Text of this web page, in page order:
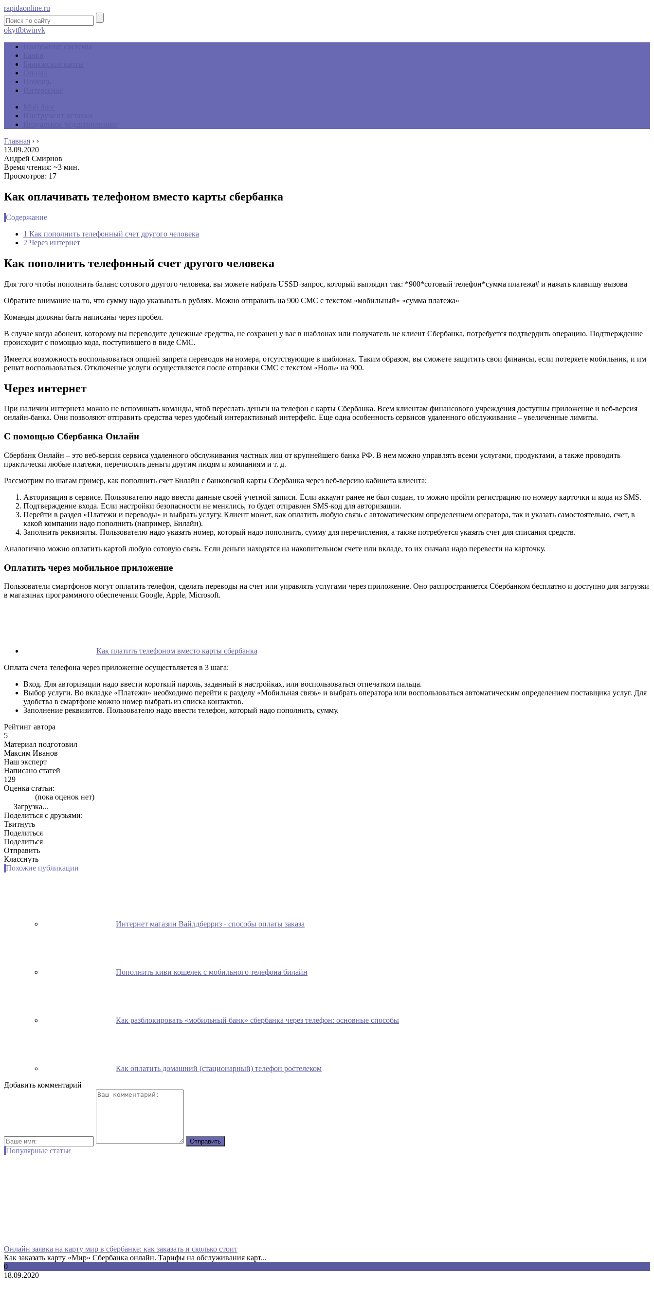
rapidaonline.ru
okytfbtwinvk
Главная › ›
13.09.2020
Андрей Смирнов
Время чтения: ~3 мин.
Просмотров: 17
Как оплачивать телефоном вместо карты сбербанка
Содержание
1 Как пополнить телефонный счет другого человека
2 Через интернет
Как пополнить телефонный счет другого человека
Для того чтобы пополнить баланс сотового другого человека, вы можете набрать USSD-запрос, который выглядит так: *900*сотовый телефон*сумма платежа# и нажать клавишу вызова
Обратите внимание на то, что сумму надо указывать в рублях. Можно отправить на 900 СМС с текстом «мобильный» «сумма платежа»
Команды должны быть написаны через пробел.
В случае когда абонент, которому вы переводите денежные средства, не сохранен у вас в шаблонах или получатель не клиент Сбербанка, потребуется подтвердить операцию. Подтверждение
происходит с помощью кода, поступившего в виде СМС.
Имеется возможность воспользоваться опцией запрета переводов на номера, отсутствующие в шаблонах. Таким образом, вы сможете защитить свои финансы, если потеряете мобильник, и им
решат воспользоваться. Отключение услуги осуществляется после отправки СМС с текстом «Ноль» на 900.
Через интернет
При наличии интернета можно не вспоминать команды, чтоб переслать деньги на телефон с карты Сбербанка. Всем клиентам финансового учреждения доступны приложение и веб-версия
онлайн-банка. Они позволяют отправить средства через удобный интерактивный интерфейс. Еще одна особенность сервисов удаленного обслуживания – увеличенные лимиты.
С помощью Сбербанка Онлайн
Сбербанк Онлайн – это веб-версия сервиса удаленного обслуживания частных лиц от крупнейшего банка РФ. В нем можно управлять всеми услугами, продуктами, а также проводить
практически любые платежи, перечислять деньги другим людям и компаниям и т. д.
Рассмотрим по шагам пример, как пополнить счет Билайн с банковской карты Сбербанка через веб-версию кабинета клиента:
Авторизация в сервисе. Пользователю надо ввести данные своей учетной записи. Если аккаунт ранее не был создан, то можно пройти регистрацию по номеру карточки и кода из SMS.
Подтверждение входа. Если настройки безопасности не менялись, то будет отправлен SMS-код для авторизации.
Перейти в раздел «Платежи и переводы» и выбрать услугу. Клиент может, как оплатить любую связь с автоматическим определением оператора, так и указать самостоятельно, счет, в
какой компании надо пополнить (например, Билайн).
Заполнить реквизиты. Пользователю надо указать номер, который надо пополнить, сумму для перечисления, а также потребуется указать счет для списания средств.
Аналогично можно оплатить картой любую сотовую связь. Если деньги находятся на накопительном счете или вкладе, то их сначала надо перевести на карточку.
Оплатить через мобильное приложение
Пользователи смартфонов могут оплатить телефон, сделать переводы на счет или управлять услугами через приложение. Оно распространяется Сбербанком бесплатно и доступно для загрузки
в магазинах программного обеспечения Google, Apple, Microsoft.
Как платить телефоном вместо карты сбербанка
Оплата счета телефона через приложение осуществляется в 3 шага:
Вход. Для авторизации надо ввести короткий пароль, заданный в настройках, или воспользоваться отпечатком пальца.
Выбор услуги. Во вкладке «Платежи» необходимо перейти к разделу «Мобильная связь» и выбрать оператора или воспользоваться автоматическим определением поставщика услуг. Для
удобства в смартфоне можно номер выбрать из списка контактов.
Заполнение реквизитов. Пользователю надо ввести телефон, который надо пополнить, сумму.
Рейтинг автора
5
Материал подготовил
Максим Иванов
Наш эксперт
Написано статей
129
Оценка статьи:
(пока оценок нет)
Загрузка...
Поделиться с друзьями:
Твитнуть
Поделиться
Поделиться
Отправить
Класснуть
Похожие публикации
Интернет магазин Вайлдберриз - способы оплаты заказа
Пополнить киви кошелек с мобильного телефона билайн
Как разблокировать «мобильный банк» сбербанка через телефон: основные способы
Как оплатить домашний (стационарный) телефон ростелеком
Добавить комментарий
Популярные статьи
Онлайн заявка на карту мир в сбербанке: как заказать и сколько стоит
Как заказать карту «Мир» Сбербанка онлайн. Тарифы на обслуживания карт...
0
18.09.2020